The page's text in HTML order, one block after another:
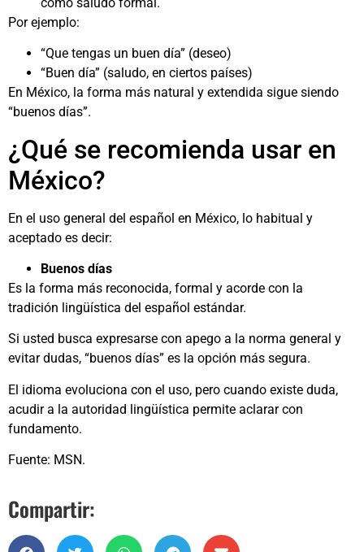
Por ejemplo:
“Que tengas un buen día” (deseo)
“Buen día” (saludo, en ciertos países)
En México, la forma más natural y extendida sigue siendo
“buenos días”.
¿Qué se recomienda usar en
México?
En el uso general del español en México, lo habitual y
aceptado es decir:
Buenos días
Es la forma más reconocida, formal y acorde con la
tradición lingüística del español estándar.
Si usted busca expresarse con apego a la norma general y
evitar dudas, “buenos días” es la opción más segura.
El idioma evoluciona con el uso, pero cuando existe duda,
acudir a la autoridad lingüística permite aclarar con
fundamento.
Fuente: MSN.
Compartir: